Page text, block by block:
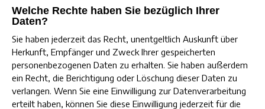
Welche Rechte haben Sie bezüglich Ihrer
Daten?
Sie haben jederzeit das Recht, unentgeltlich Auskunft über
Herkunft, Empfänger und Zweck Ihrer gespeicherten
personenbezogenen Daten zu erhalten. Sie haben außerdem
ein Recht, die Berichtigung oder Löschung dieser Daten zu
verlangen. Wenn Sie eine Einwilligung zur Datenverarbeitung
erteilt haben, können Sie diese Einwilligung jederzeit für die